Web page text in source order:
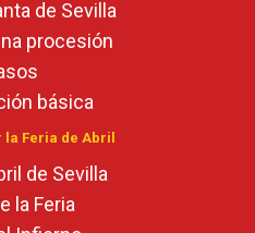
de Sevilla
procesión
básica
Feria de Abril
de Sevilla
la Feria